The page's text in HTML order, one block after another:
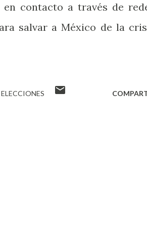
contacto a través de
salvar a México de la